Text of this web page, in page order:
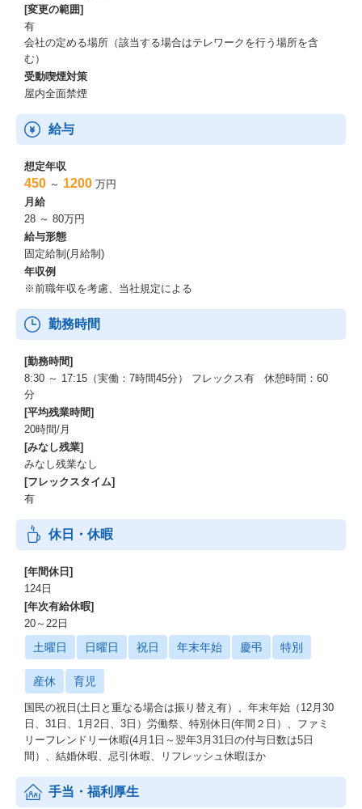
[変更の範囲]
有
会社の定める場所（該当する場合はテレワークを行う場所を含
む）
受動喫煙対策
屋内全面禁煙
給与
想定年収
450 ～ 1200 万円
月給
28 ～ 80万円
給与形態
固定給制(月給制)
年収例
※前職年収を考慮、当社規定による
勤務時間
[勤務時間]
8:30 ～ 17:15（実働：7時間45分） フレックス有 休憩時間：60
分
[平均残業時間]
20時間/月
[みなし残業]
みなし残業なし
[フレックスタイム]
有
休日・休暇
[年間休日]
124日
[年次有給休暇]
20～22日
土曜日 日曜日 祝日 年末年始 慶弔 特別
産休 育児
国民の祝日(土日と重なる場合は振り替え有）、年末年始（12月30
日、31日、1月2日、3日）労働祭、特別休日(年間２日）、ファミ
リーフレンドリー休暇(4月1日～翌年3月31日の付与日数は5日
間）、結婚休暇、忌引休暇、リフレッシュ休暇ほか
手当・福利厚生